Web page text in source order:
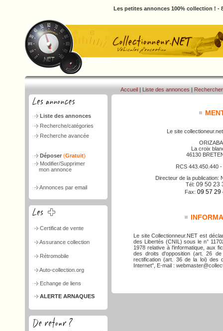
Les petites annonces 100% collection ! -
Liste des annonces
Recherche/catégories
Recherche avancée
Déposer (Gratuit)
Modifier/Supprimer
mon annonce
Annonces par email
Certificat de vente
Assurance collection
Rétromobile
Auto-collection.org
Echange de liens
ALERTE ARNAQUES
Accueil | Liste des annonces | Rechercher
Le site
ORIZABA
La croix
46130
RCS 443.450.440
Directeur de la publication:
Tél: 09 50 23
Fax: 09 57 29
Le site Collectionneur.NET est
des Libertés (CNIL) sous le n°
1978 relative à l'informatique, aux
des droits d'opposition (art. 26
rectification (art. 36 de la loi) des
Internet", E-mail :